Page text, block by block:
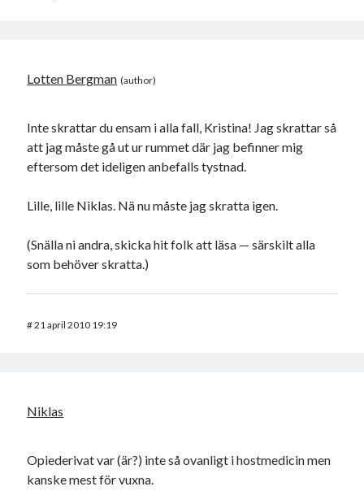
Lotten Bergman
Inte skrattar du ensam i alla fall, Kristina! Jag skrattar så
att jag måste gå ut ur rummet där jag befinner mig
eftersom det ideligen anbefalls tystnad.
Lille, lille Niklas. Nä nu måste jag skratta igen.
(Snälla ni andra, skicka hit folk att läsa — särskilt alla
som behöver skratta.)
#21 april 2010 19:19
Niklas
Opiederivat var (är?) inte så ovanligt i hostmedicin men
kanske mest för vuxna.